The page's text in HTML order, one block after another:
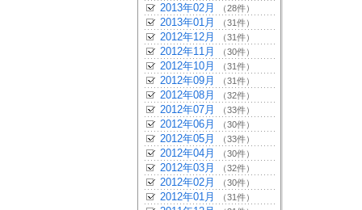
2013年02月 （28件）
2013年01月 （31件）
2012年12月 （31件）
2012年11月 （30件）
2012年10月 （31件）
2012年09月 （31件）
2012年08月 （32件）
2012年07月 （33件）
2012年06月 （30件）
2012年05月 （33件）
2012年04月 （30件）
2012年03月 （32件）
2012年02月 （30件）
2012年01月 （31件）